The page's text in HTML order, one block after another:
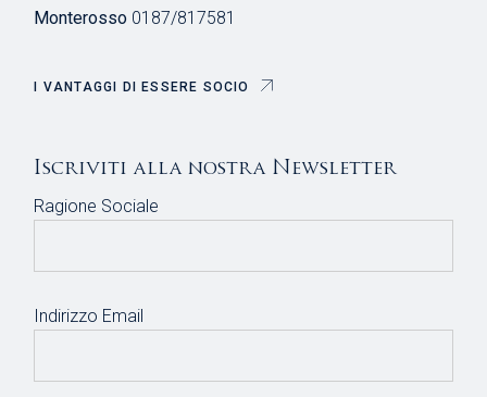
Monterosso 0187/817581
I VANTAGGI DI ESSERE SOCIO
Iscriviti alla nostra Newsletter
Ragione Sociale
Indirizzo Email